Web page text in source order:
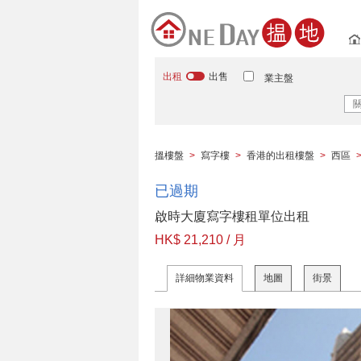
出租 出售 業主盤
搵樓盤 > 寫字樓 > 香港的出租樓盤 > 西區 >
已過期
啟時大廈寫字樓租單位出租
HK$ 21,210 / 月
詳細物業資料 地圖 街景